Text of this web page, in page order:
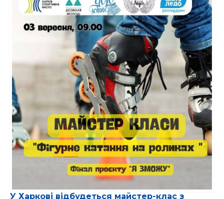
У Харкові відбудеться майстер-клас з